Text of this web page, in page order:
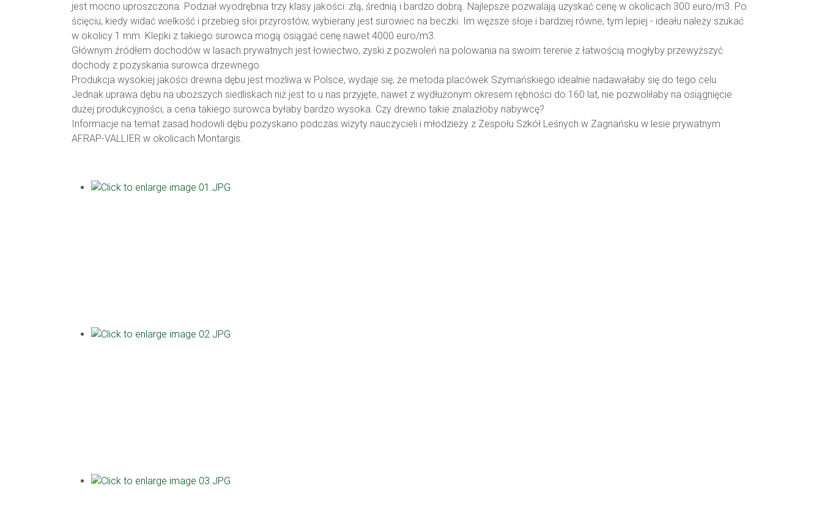
jest mocno uproszczona. Podział wyodrębnia trzy klasy jakości: złą, średnią i bardzo dobrą. Najlepsze pozwalają uzyskać cenę w okolicach 300 euro/m3. Po
ścięciu, kiedy widać wielkość i przebieg słoi przyrostów, wybierany jest surowiec na beczki. Im węższe słoje i bardziej równe, tym lepiej - ideału należy szukać
w okolicy 1 mm. Klepki z takiego surowca mogą osiągać cenę nawet 4000 euro/m3.
Głównym źródłem dochodów w lasach prywatnych jest łowiectwo, zyski z pozwoleń na polowania na swoim terenie z łatwością mogłyby przewyższyć
dochody z pozyskania surowca drzewnego.
Produkcja wysokiej jakości drewna dębu jest możliwa w Polsce, wydaje się, że metoda placówek Szymańskiego idealnie nadawałaby się do tego celu.
Jednak uprawa dębu na uboższych siedliskach niż jest to u nas przyjęte, nawet z wydłużonym okresem rębności do 160 lat, nie pozwoliłaby na osiągnięcie
dużej produkcyjności, a cena takiego surowca byłaby bardzo wysoka. Czy drewno takie znalazłoby nabywcę?
Informacje na temat zasad hodowli dębu pozyskano podczas wizyty nauczycieli i młodzieży z Zespołu Szkół Leśnych w Zagnańsku w lesie prywatnym
AFRAP-VALLIER w okolicach Montargis.